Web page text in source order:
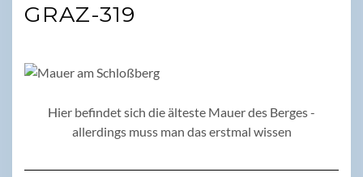
GRAZ-319
Hier befindet sich die älteste Mauer des Berges -
allerdings muss man das erstmal wissen